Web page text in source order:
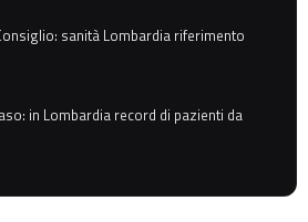
sanità Lombardia riferimento
in Lombardia record di pazienti da